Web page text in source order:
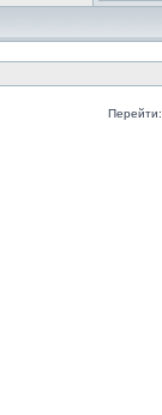
Перейти: